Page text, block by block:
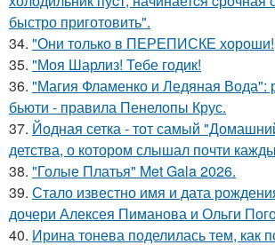
быстро приготовить".
34. "Они только в ПЕРЕПИСКЕ хороши!
35. "Моя Шарлиз! Тебе годик!
36. "Магия Фламенко и Ледяная Вода":
бьюти - правила Пенелопы Крус.
37. Йодная сетка - тот самый
детства, о котором слышал почти
38. "Голые Платья" Met Gala 2026.
39. Стало известно имя и дата
дочери Алексея Пиманова и Ольги
40. Ирина тонева поделилась тем, как